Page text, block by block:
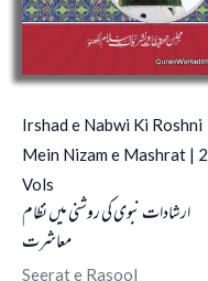
Irshad e Nabwi Ki Roshni
Mein Nizam e Mashrat | 2
Vols
ارشادات نبوی کی روشنی میں نظام
معاشرت
Seerat e Rasool